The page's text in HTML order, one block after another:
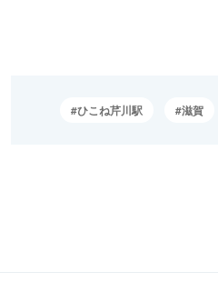
ひこね芹川駅 滋賀